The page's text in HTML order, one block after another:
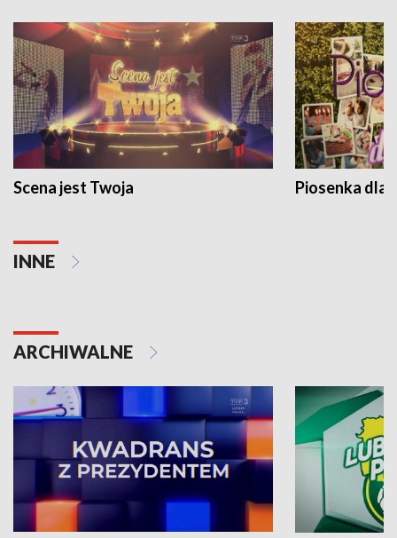
Scena jest Twoja Piosenka dla
INNE
ARCHIWALNE